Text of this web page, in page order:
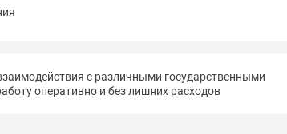
с различными государственными
оперативно и без лишних расходов